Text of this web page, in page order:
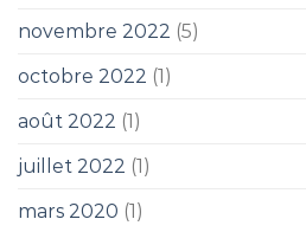
novembre 2022 (5)
octobre 2022 (1)
août 2022 (1)
juillet 2022 (1)
mars 2020 (1)